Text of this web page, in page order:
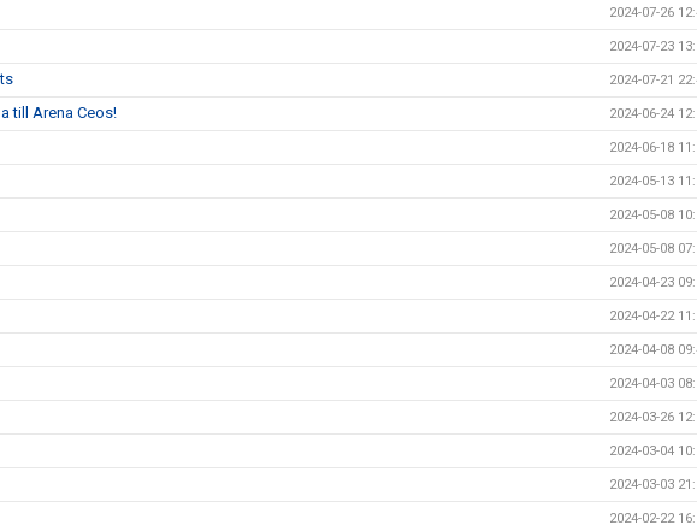
2024-07-26
2024-07-23
2024-07-21
till Arena Ceos! 2024-06-24
2024-06-18
2024-05-13
2024-05-08
2024-05-08
2024-04-23
2024-04-22
2024-04-08
2024-04-03
2024-03-26
2024-03-04
2024-03-03
2024-02-22